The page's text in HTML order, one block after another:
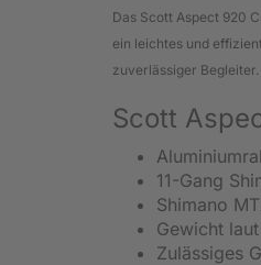
Das Scott Aspect 920
ein leichtes und
zuverlässiger Begleiter.
Scott
11-Gang
Shimano
Gewicht
Zulässiges